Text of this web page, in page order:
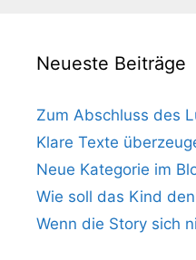
Neueste Beiträge
Zum Abschluss des
Klare Texte
Neue Kategorie im
Wie soll das Kind
Wenn die Story sich